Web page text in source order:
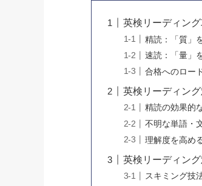
英検リーディン
精読：「質」
速読：「量」
合格へのロー
英検リーディン
精読の効果的
不明な単語・
理解度を高め
英検リーディン
スキミング技